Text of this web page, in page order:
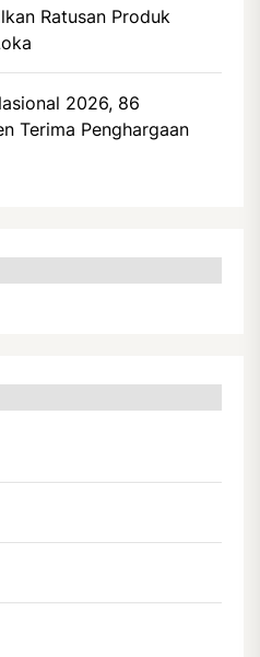
Ratusan Produk
2026, 86
Terima Penghargaan